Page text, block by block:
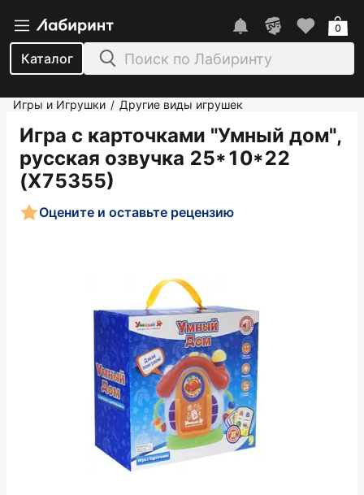
Каталог
0
Игры и Игрушки / Другие виды игрушек
Игра с карточками "Умный дом",
русская озвучка 25*10*22
(Х75355)
Оцените и оставьте рецензию